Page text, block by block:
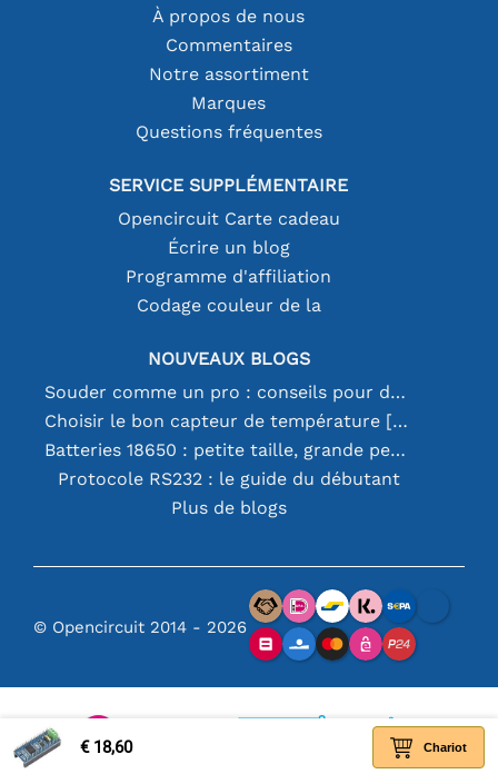
€ 18,60 Chariot
À propos de nous
Commentaires
Notre assortiment
Marques
Questions fréquentes
SERVICE SUPPLÉMENTAIRE
Opencircuit Carte cadeau
Écrire un blog
Programme d'affiliation
Codage couleur de la
NOUVEAUX BLOGS
Souder comme un pro : conseils pour des connexions électroniques parfaites
Choisir le bon capteur de température [youtube]
Batteries 18650 : petite taille, grande performance
Protocole RS232 : le guide du débutant
Plus de blogs
© Opencircuit 2014 - 2026